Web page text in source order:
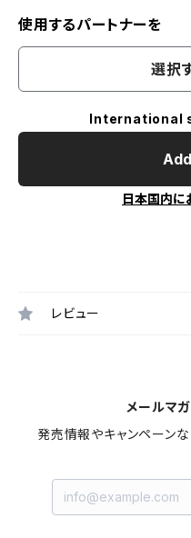
使用するパートナーを
選択
International
日本国内に
レビュー
メールマ
発売情報やキャンペーン